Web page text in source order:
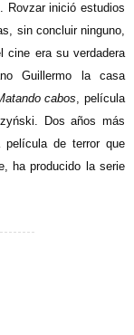
. Rovzar inició estudios
sin concluir ninguno,
cine era su verdadera
Guillermo la casa
cabos, película
Dos años más
película de terror que
ha producido la serie